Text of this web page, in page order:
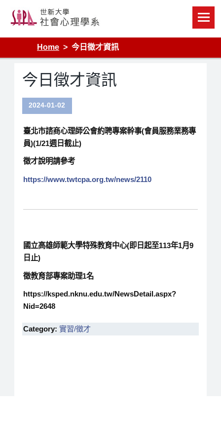
content
Home 今日徵才資訊
今日徵才資訊
2024-01-02
臺北市諮商心理師公會約聘專案幹事(會員服務業務專
員)(1/21週日截止)
徵才說明請參考
https://www.twtcpa.org.tw/news/2110
國立高雄師範大學特殊教育中心(即日起至113年1月9
日止)
徵教育部專案助理1名
https://ksped.nknu.edu.tw/NewsDetail.aspx?
Nid=2648
Category: 實習/徵才